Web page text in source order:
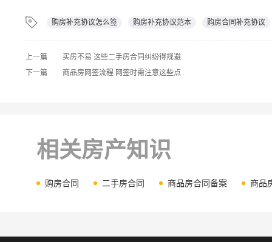
购房补充协议怎么签 购房补充协议范本 购房合同补充协议
上一篇
买房不易 这些二手房合同纠纷得规避
下一篇
商品房网签流程 网签时需注意这些点
相关房产知识
购房合同 二手房合同 商品房合同备案 商品